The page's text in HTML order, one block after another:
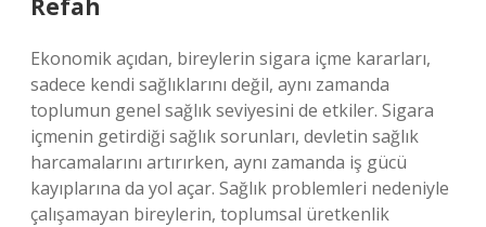
Refah
Ekonomik açıdan, bireylerin sigara içme kararları,
sadece kendi sağlıklarını değil, aynı zamanda
toplumun genel sağlık seviyesini de etkiler. Sigara
içmenin getirdiği sağlık sorunları, devletin sağlık
harcamalarını artırırken, aynı zamanda iş gücü
kayıplarına da yol açar. Sağlık problemleri nedeniyle
çalışamayan bireylerin, toplumsal üretkenlik